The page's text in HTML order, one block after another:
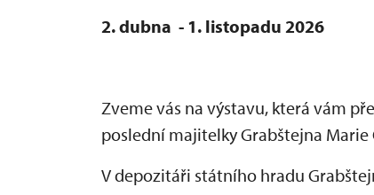
2. dubna - 1. listopadu 2026
Zveme vás na výstavu, která vám
poslední majitelky Grabštejna Marie
V depozitáři státního hradu